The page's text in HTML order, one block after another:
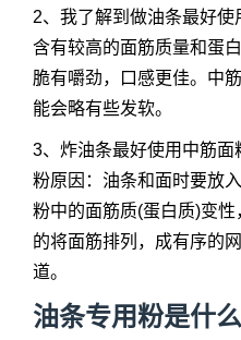
2、我了解到做油条最好
含有较高的面筋质量和蛋
脆有嚼劲，口感更佳。中
能会略有些发软。
3、炸油条最好使用中筋
粉原因：油条和面时要放
粉中的面筋质(蛋白质)变
的将面筋排列，成有序的
道。
油条专用粉是什